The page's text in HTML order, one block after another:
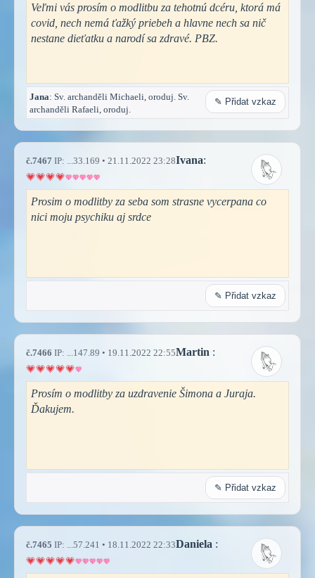
Veľmi vás prosím o modlitbu za tehotnú dcéru, ktorá má
covid, nech nemá ťažký priebeh a hlavne nech sa nič
nestane dieťatku a narodí sa zdravé. PBZ.
Jana: Sv. archanděli Michaeli, oroduj. Sv.
archanděli Rafaeli, oroduj.
✎ Přidat vzkaz
č.7467 IP: ...33.169 • 21.11.2022 23:28Ivana:
Prosim o modlitby za seba som strasne vycerpana co
nici moju psychiku aj srdce
✎ Přidat vzkaz
č.7466 IP: ...147.89 • 19.11.2022 22:55Martin :
Prosím o modlitby za uzdravenie Šimona a Juraja.
Ďakujem.
✎ Přidat vzkaz
č.7465 IP: ...57.241 • 18.11.2022 22:33Daniela :